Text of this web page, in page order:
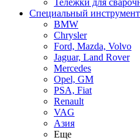
Тележки для
Специальный
BMW
Chrysler
Ford, Mazda, Volvo
Jaguar, Land Rover
Mercedes
Opel, GM
PSA, Fiat
Renault
VAG
Азия
Еще